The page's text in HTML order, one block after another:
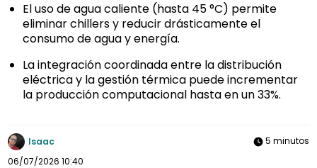
El uso de agua caliente (hasta 45 °C) permite
eliminar chillers y reducir drásticamente el
consumo de agua y energía.
La integración coordinada entre la distribución
eléctrica y la gestión térmica puede incrementar
la producción computacional hasta en un 33%.
Isaac
06/07/2026 10:40
5 minutos